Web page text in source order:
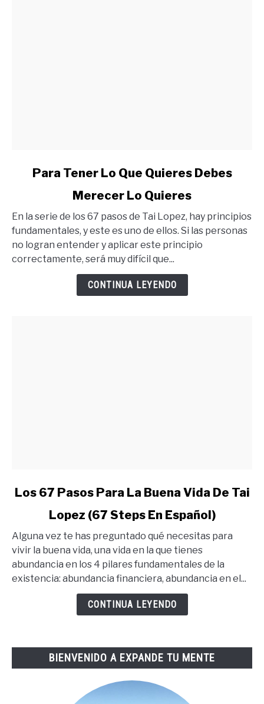
Tener
Lo
Que
Quieres
Para Tener Lo Que Quieres Debes
Merecer Lo Quieres
En la serie de los 67 pasos de Tai Lopez, hay principios
fundamentales, y este es uno de ellos. Si las personas
no logran entender y aplicar este principio
correctamente, será muy difícil que...
CONTINUA LEYENDO
link
67
Pasos
Para
Steps
Los 67 Pasos Para La Buena Vida De Tai
Lopez (67 Steps En Español)
Alguna vez te has preguntado qué necesitas para
vivir la buena vida, una vida en la que tienes
abundancia en los 4 pilares fundamentales de la
existencia: abundancia financiera, abundancia en el...
CONTINUA LEYENDO
BIENVENIDO A EXPANDE TU MENTE